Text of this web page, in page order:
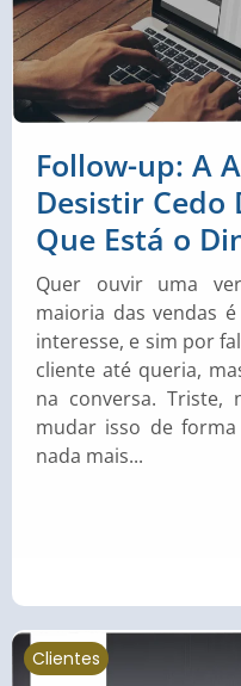
Follow-up: A
Desistir Cedo
Que Está o
Quer ouvir uma
maioria das vendas
interesse, e sim por
cliente até queria,
na conversa. Triste,
mudar isso de
nada mais...
Clientes